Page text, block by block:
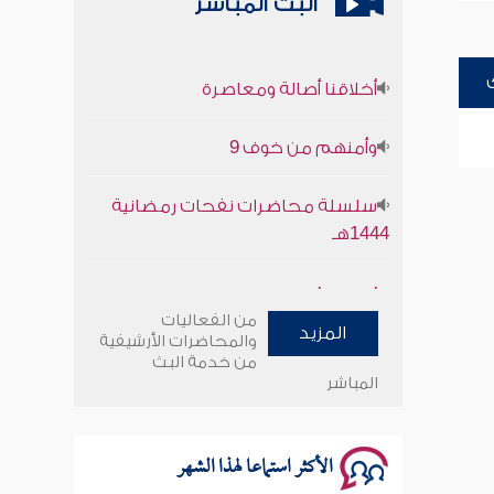
1444هـ
وأمنهم من خوف 9
سلسلة محاضرات نفحات رمضانية
المزيد
من الفعاليات
والمحاضرات الأرشيفية
من خدمة البث
المباشر
الأكثر استماعا لهذا الشهر